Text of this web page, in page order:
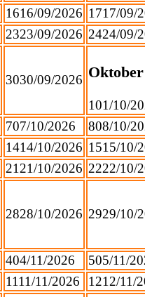
1616/09/2026 1717/09/
2323/09/2026 2424/09/
3030/09/2026 Oktober
101/10/
707/10/2026 808/10/
1414/10/2026 1515/10/
21 21/10/2026 2222/10/
2828/10/2026 2929/10/
404/11/2026 505/11/
1111/11/2026 1212/11/